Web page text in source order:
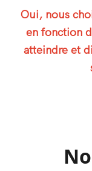
Oui, nous
en fonction
atteindre et